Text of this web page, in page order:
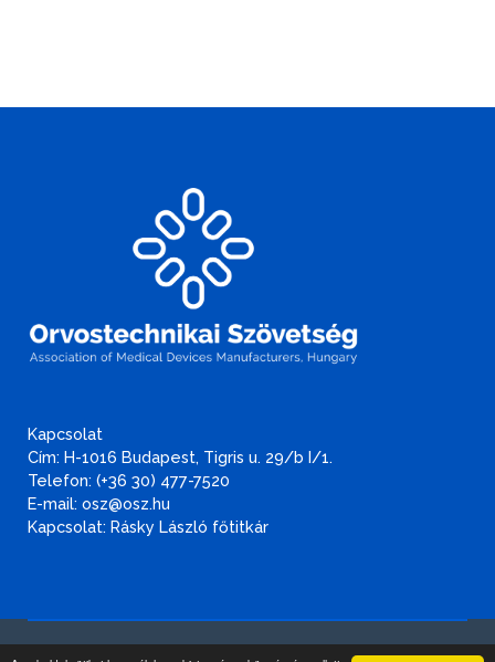
Kapcsolat
Cím: H-1016 Budapest, Tigris u. 29/b I/1.
Telefon: (+36 30) 477-7520
E-mail: osz@osz.hu
Kapcsolat: Rásky László főtitkár